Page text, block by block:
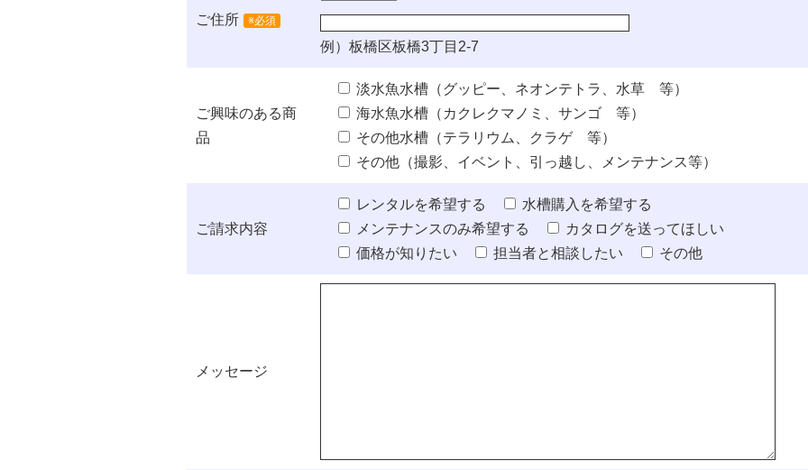
ご住所 ※必須
例）板橋区板橋3丁目2-7
ご興味のある商
品
淡水魚水槽（グッピー、ネオンテトラ、水草 等）
海水魚水槽（カクレクマノミ、サンゴ 等）
その他水槽（テラリウム、クラゲ 等）
その他（撮影、イベント、引っ越し、メンテナンス等）
ご請求内容
レンタルを希望する
水槽購入を希望する
メンテナンスのみ希望する
カタログを送ってほしい
価格が知りたい
担当者と相談したい その他
メッセージ